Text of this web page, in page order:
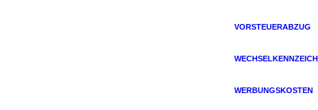
VORSTEUERABZUG
WERBUNGSKOSTEN